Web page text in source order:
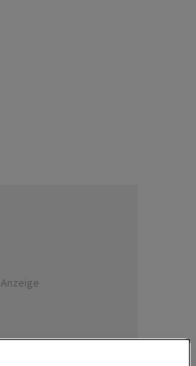
Anzeige